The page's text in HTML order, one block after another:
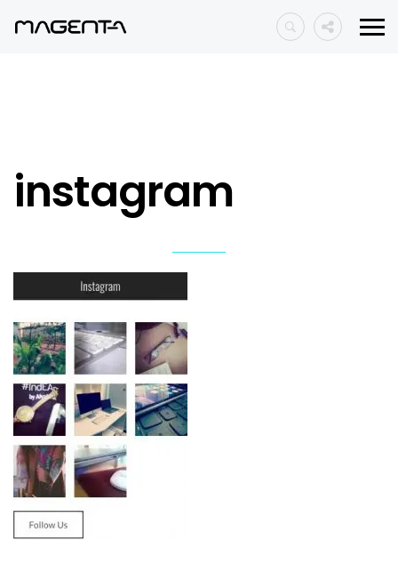
instagram